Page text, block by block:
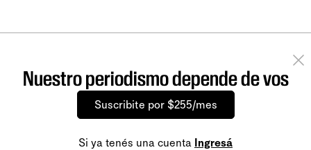
Nuestro periodismo depende de vos
Suscribite por $255/mes
Si ya tenés una cuenta Ingresá